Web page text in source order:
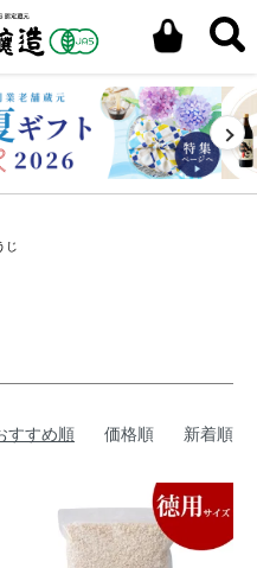
じ
すすめ順 価格順 新着順